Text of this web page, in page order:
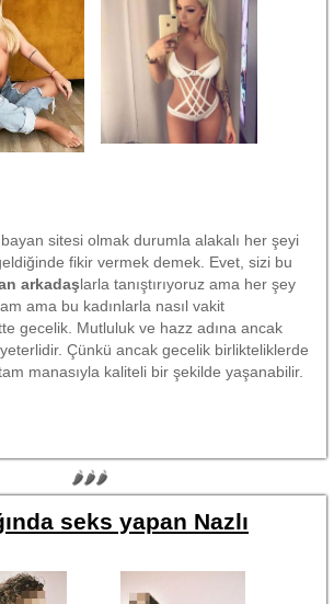
sitesi olmak durumla alakalı her şeyi
fikir vermek demek. Evet, sizi bu
arkadaşlarla tanıştırıyoruz ama her şey
ama bu kadınlarla nasıl vakit
gecelik. Mutluluk ve hazz adına ancak
Çünkü ancak gecelik birlikteliklerde
manasıyla kaliteli bir şekilde yaşanabilir.
🌶🌶🌶
seks yapan Nazlı